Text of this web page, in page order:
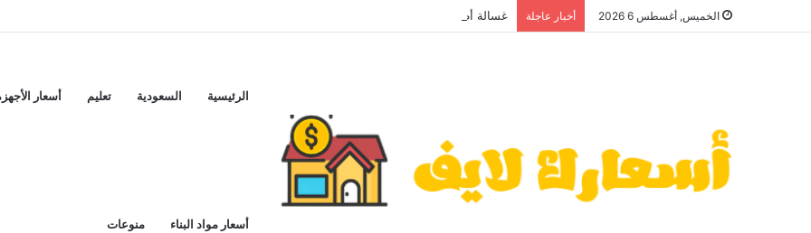
الخميس, أغسطس 6 2026 أخبار عاجلة غسالة أطباق أريستون 2026: سعر منافس وعيوب قد تهمك قبل الشراء
الرئيسية السعودية تعليم أسعار
أسعار مواد البناء منوعات